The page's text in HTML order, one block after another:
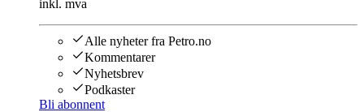
inkl. mva
Alle nyheter fra Petro.no
Kommentarer
Nyhetsbrev
Podkaster
Bli abonnent